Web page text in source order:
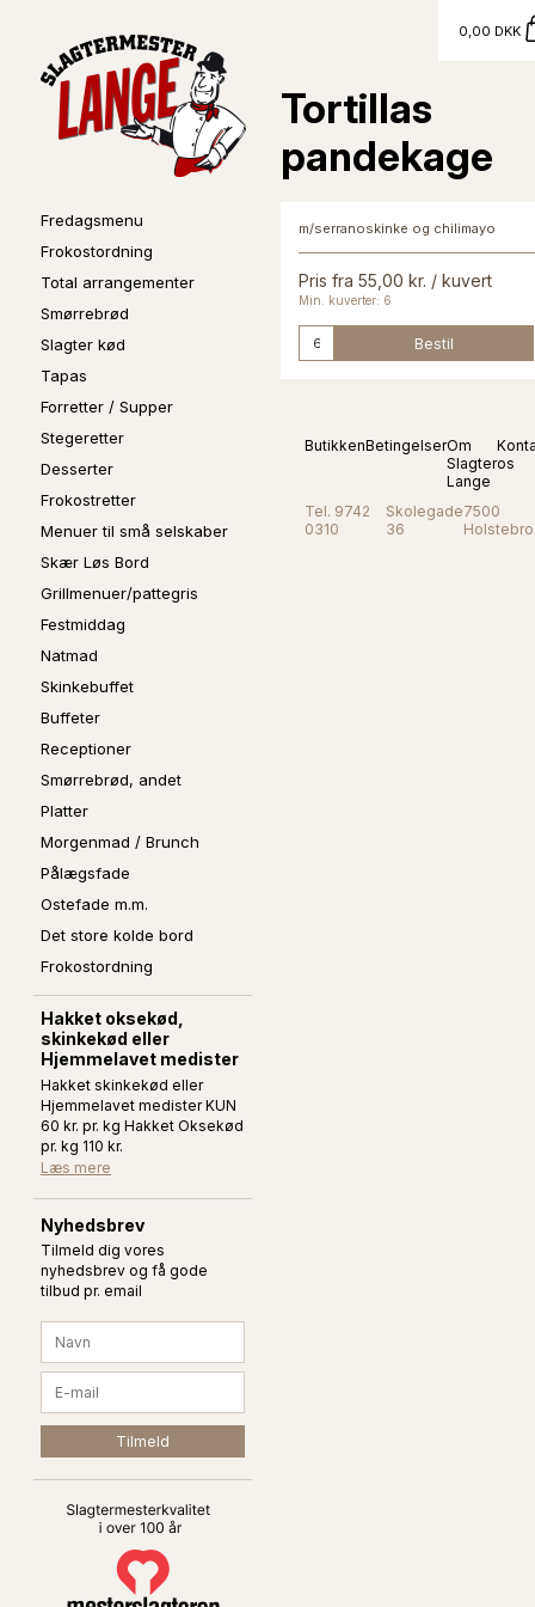
Fredagsmenu
Frokostordning
Total arrangementer
Smørrebrød
Slagter kød
Tapas
Forretter / Supper
Stegeretter
Desserter
Frokostretter
Menuer til små selskaber
Skær Løs Bord
Grillmenuer/pattegris
Festmiddag
Natmad
Skinkebuffet
Buffeter
Receptioner
Smørrebrød, andet
Platter
Morgenmad / Brunch
Pålægsfade
Ostefade m.m.
Det store kolde bord
Frokostordning
Hakket oksekød,
skinkekød eller
Hjemmelavet medister
Hakket skinkekød eller
Hjemmelavet medister KUN
60 kr. pr. kg Hakket Oksekød
pr. kg 110 kr.
Læs mere
Nyhedsbrev
Tilmeld dig vores
nyhedsbrev og få gode
tilbud pr. email
0,00 DKK
Tortillas
pandekage
m/serranoskinke og chilimayo
Pris fra 55,00 kr. / kuvert
Min. kuverter: 6
Bestil
ButikkenBetingelserOm
Slagter
Lange
os
Tel. 9742
0310
Skolegade
36
7500
Holstebro